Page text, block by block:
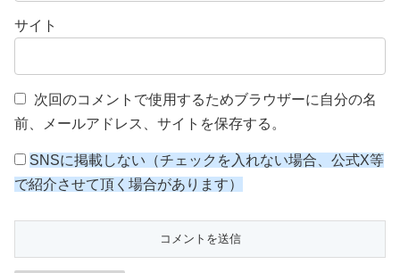
サイト
次回のコメントで使用するためブラウザーに自分の名
前、メールアドレス、サイトを保存する。
SNSに掲載しない（チェックを入れない場合、公式X等
で紹介させて頂く場合があります）